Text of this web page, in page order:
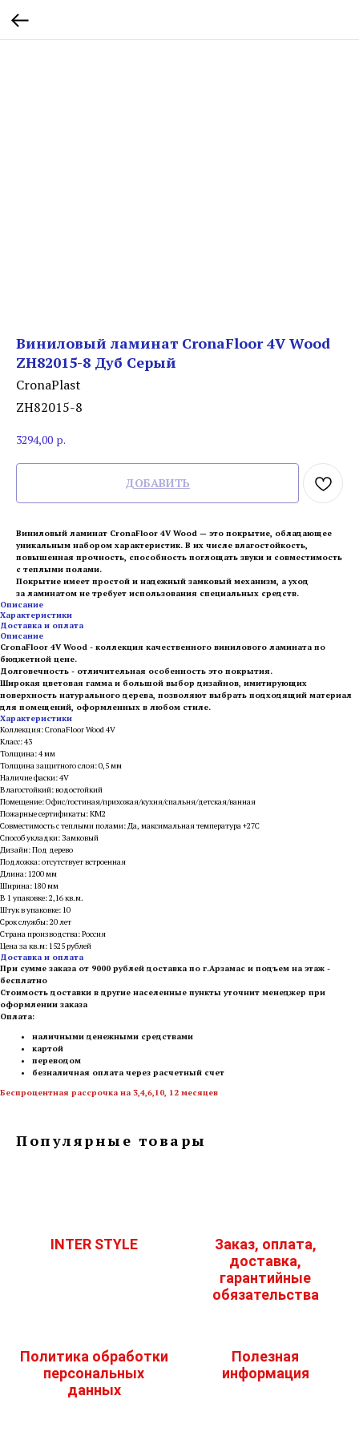
Виниловый ламинат CronaFloor 4V Wood
ZH82015-8 Дуб Серый
CronaPlast
ZH82015-8
3294,00 р.
ДОБАВИТЬ
Виниловый ламинат CronaFloor 4V Wood — это покрытие, обладающее
уникальным набором характеристик. В их числе влагостойкость,
повышенная прочность, способность поглощать звуки и совместимость
с теплыми полами.
Покрытие имеет простой и надежный замковый механизм, а уход
за ламинатом не требует использования специальных средств.
Описание
Характеристики
Доставка и оплата
Описание
CronaFloor 4V Wood - коллекция качественного винилового ламината по
бюджетной цене.
Долговечность - отличительная особенность это покрытия.
Широкая цветовая гамма и большой выбор дизайнов, имитирующих
поверхность натурального дерева, позволяют выбрать подходящий материал
для помещений, оформленных в любом стиле.
Характеристики
Коллекция: CronaFloor Wood 4V
Класс: 43
Толщина: 4 мм
Толщина защитного слоя: 0,5 мм
Наличие фаски: 4V
Влагостойкий: водостойкий
Помещение: Офис/гостиная/прихожая/кухня/спальня/детская/ванная
Пожарные сертификаты: КМ2
Совместимость с теплыми полами: Да, максимальная температура +27С
Способ укладки: Замковый
Дизайн: Под дерево
Подложка: отсутствует встроенная
Длина: 1200 мм
Ширина: 180 мм
В 1 упаковке: 2,16 кв.м.
Штук в упаковке: 10
Срок службы: 20 лет
Страна производства: Россия
Цена за кв.м: 1525 рублей
Доставка и оплата
При сумме заказа от 9000 рублей доставка по г.Арзамас и подъем на этаж -
бесплатно
Стоимость доставки в другие населенные пункты уточнит менеджер при
оформлении заказа
Оплата:
наличными денежными средствами
картой
переводом
безналичная оплата через расчетный счет
Беспроцентная рассрочка на 3,4,6,10, 12 месяцев
Популярные товары
INTER STYLE
Заказ, оплата,
доставка,
гарантийные
обязательства
Политика обработки
персональных
данных
Полезная
информация